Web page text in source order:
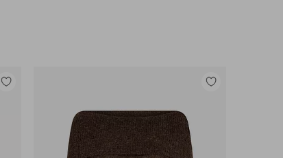
Lisää
Lisää